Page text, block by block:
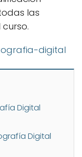
las
Digital
Digital